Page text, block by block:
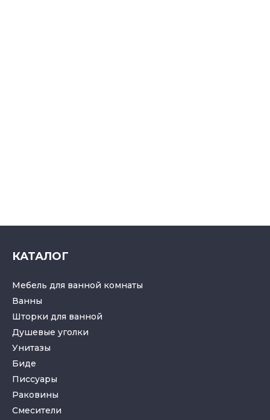
КАТАЛОГ
Мебель для ванной комнаты
Ванны
Шторки для ванной
Душевые уголки
Унитазы
Биде
Писсуары
Раковины
Смесители